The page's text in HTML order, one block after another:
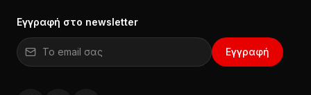
Εγγραφή στο newsletter
Email για εγγραφή στο newsletter Εγγραφή